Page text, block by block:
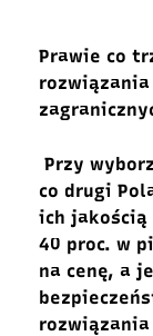
Prawie co
Przy
co drugi
ich jakością
40 proc. w
na cenę, a
rozwiązania